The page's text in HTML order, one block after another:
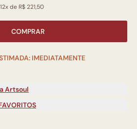
de R$ 221,50
COMPRAR
IMEDIATAMENTE
Artsoul